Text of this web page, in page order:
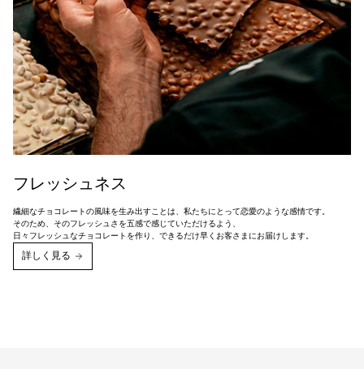
フレッシュネス
繊細なチョコレートの風味を生み出すことは、私たちにとって恋愛のような感情です。
そのため、そのフレッシュさを五感で感じていただけるよう、
日々フレッシュなチョコレートを作り、できるだけ早くお客さまにお届けします。
詳しく見る